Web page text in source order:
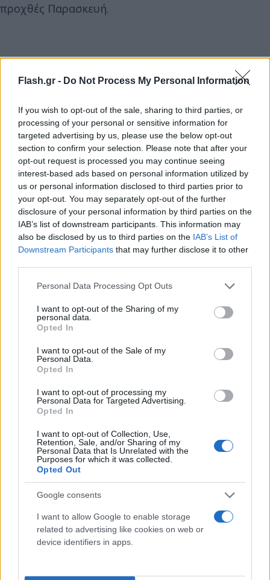
Flash.gr - Do Not Process My Personal Information
If you wish to opt-out of the sale, sharing to third parties, or
processing of your personal or sensitive information for
targeted advertising by us, please use the below opt-out
section to confirm your selection. Please note that after your
opt-out request is processed you may continue seeing
interest-based ads based on personal information utilized by
us or personal information disclosed to third parties prior to
your opt-out. You may separately opt-out of the further
disclosure of your personal information by third parties on the
IAB’s list of downstream participants. This information may
also be disclosed by us to third parties on the IAB’s List of
Downstream Participants that may further disclose it to other
Please note that this website/app uses one or more Google
not limited to your visit or usage behaviour. You may click to
grant or deny consent to Google and its third-party tags to
use your data for below specified purposes in below Google
consent section.
Personal Data Processing Opt Outs
I want to opt-out of the Sharing of my
personal data.
Opted In
I want to opt-out of the Sale of my
Personal Data.
Opted In
I want to opt-out of processing my
Personal Data for Targeted Advertising.
Opted In
I want to opt-out of Collection, Use,
Retention, Sale, and/or Sharing of my
Personal Data that Is Unrelated with the
Purposes for which it was collected.
Opted Out
Google consents
I want to allow Google to enable storage
related to advertising like cookies on web or
device identifiers in apps.
προχθές Παρασκευή.
από κάμερα του συστήματος παρακολούθησης του
πρατηρίου καυσίμων όπου διαπράχθηκε.
Το περασμένο Σάββατο, ο Ο’Σέι Σίμπλι και άλλοι
άνδρες, που φόραγαν σορτς και είχαν γυμνά στήθη,
σταμάτησαν στο πρατήριο καυσίμων του
Μπρούκλιν.